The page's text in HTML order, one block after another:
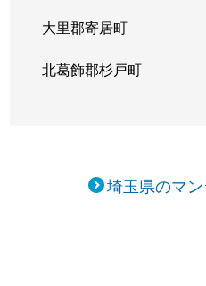
大里郡寄居町
北葛飾郡杉戸町
埼玉県のマ